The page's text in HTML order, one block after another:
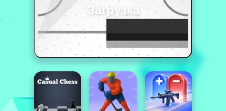
Загрузка